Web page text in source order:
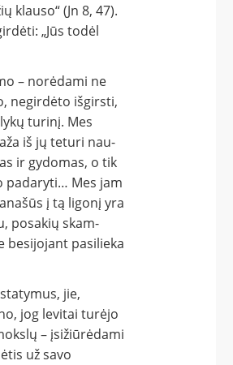
klauso“ (Jn 8, 47).
„Jūs todėl
– norėdami ne
ne­girdėto išgirsti,
turinį. Mes
iš jų teturi nau­
ir gydomas, o tik
padaryti… Mes jam
į tą ligonį yra
posakių skam­
besijojant pasi­lieka
jie,
jog levitai turėjo
– įsižiūrėdami
už savo